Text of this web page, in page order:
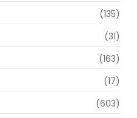
(135)
(31)
(163)
(17)
(603)